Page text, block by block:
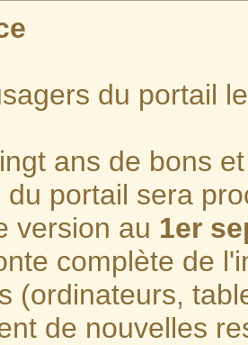
du portail
ans de bons
du portail sera
version au 1er
complète de
(ordinateurs,
de nouvelles